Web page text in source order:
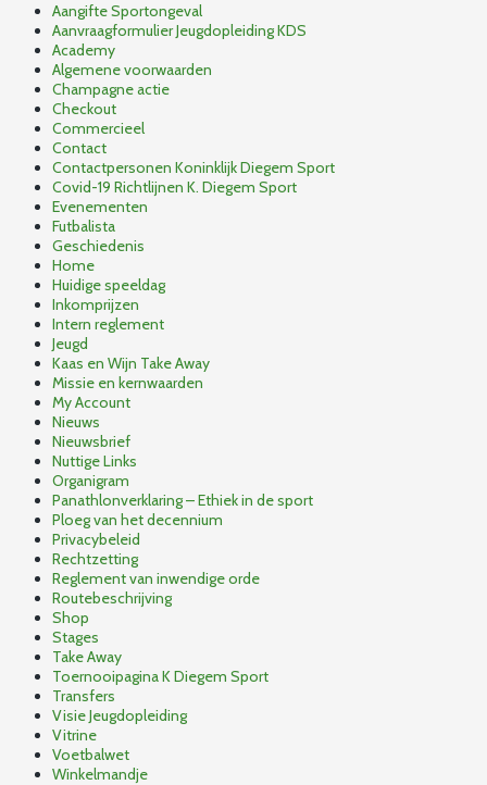
Aangifte Sportongeval
Aanvraagformulier Jeugdopleiding KDS
Academy
Algemene voorwaarden
Champagne actie
Checkout
Commercieel
Contact
Contactpersonen Koninklijk Diegem Sport
Covid-19 Richtlijnen K. Diegem Sport
Evenementen
Futbalista
Geschiedenis
Home
Huidige speeldag
Inkomprijzen
Intern reglement
Jeugd
Kaas en Wijn Take Away
Missie en kernwaarden
My Account
Nieuws
Nieuwsbrief
Nuttige Links
Organigram
Panathlonverklaring – Ethiek in de sport
Ploeg van het decennium
Privacybeleid
Rechtzetting
Reglement van inwendige orde
Routebeschrijving
Shop
Stages
Take Away
Toernooipagina K Diegem Sport
Transfers
Visie Jeugdopleiding
Vitrine
Voetbalwet
Winkelmandje